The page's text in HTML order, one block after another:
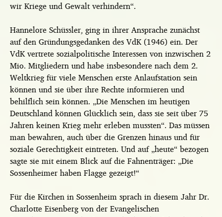
wir Kriege und Gewalt verhindern“.
Hannelore Schüssler, ging in ihrer Ansprache zunächst
auf den Gründungsgedanken des VdK (1946) ein. Der
VdK vertrete sozialpolitische Interessen von inzwischen 2
Mio. Mitgliedern und habe insbesondere nach dem 2.
Weltkrieg für viele Menschen erste Anlaufstation sein
können und sie über ihre Rechte informieren und
behilflich sein können. „Die Menschen im heutigen
Deutschland können Glücklich sein, dass sie seit über 75
Jahren keinen Krieg mehr erleben mussten“. Das müssen
man bewahren, auch über die Grenzen hinaus und für
soziale Gerechtigkeit eintreten. Und auf „heute“ bezogen
sagte sie mit einem Blick auf die Fahnenträger: „Die
Sossenheimer haben Flagge gezeigt!“
Für die Kirchen in Sossenheim sprach in diesem Jahr Dr.
Charlotte Eisenberg von der Evangelischen